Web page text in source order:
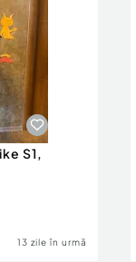
S1,
13 zile în urmă